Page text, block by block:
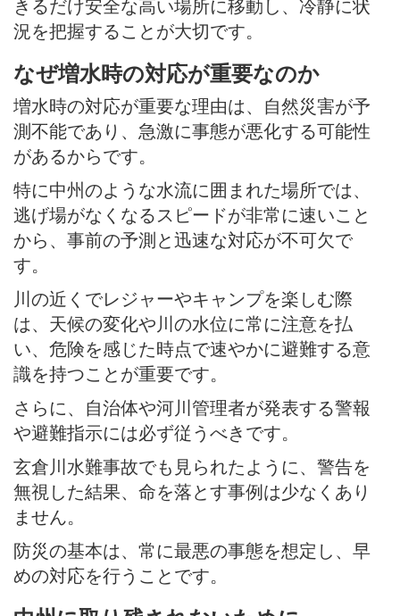
況を把握することが大切です。
なぜ増水時の対応が重要なのか
増水時の対応が重要な理由は、自然災害が予
測不能であり、急激に事態が悪化する可能性
があるからです。
特に中州のような水流に囲まれた場所では、
逃げ場がなくなるスピードが非常に速いこと
から、事前の予測と迅速な対応が不可欠で
す。
川の近くでレジャーやキャンプを楽しむ際
は、天候の変化や川の水位に常に注意を払
い、危険を感じた時点で速やかに避難する意
識を持つことが重要です。
さらに、自治体や河川管理者が発表する警報
や避難指示には必ず従うべきです。
玄倉川水難事故でも見られたように、警告を
無視した結果、命を落とす事例は少なくあり
ません。
防災の基本は、常に最悪の事態を想定し、早
めの対応を行うことです。